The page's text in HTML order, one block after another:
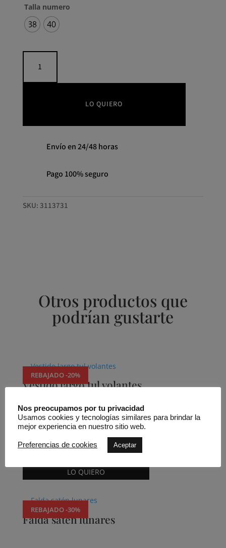
Talla numero
38 40
flecos
LO QUIERO
Envío en 24/48 horas
Pago 100% seguro
SKU: 3113731
Otros productos que
podrían gustarte
REBAJADO -20%
Vestido largo tul volantes
399,90€ 319,92€
LO QUIERO
REBAJADO -30%
Falda satén lunares
Nos preocupamos por tu privacidad
Usamos cookies y tecnologías similares para brindar la
mejor experiencia en nuestro sitio web.
Preferencias de cookies Aceptar